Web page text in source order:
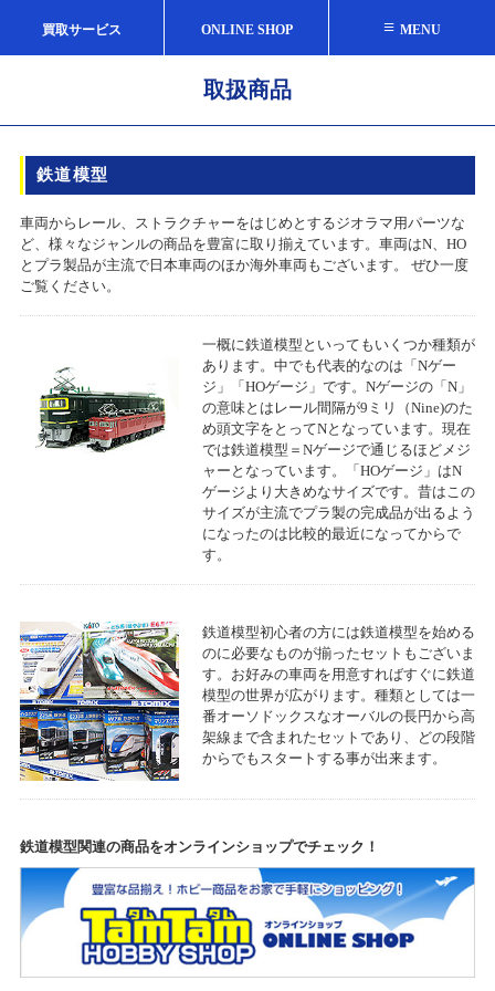
買取サービス ONLINE SHOP ≡ MENU
取扱商品
鉄道模型
車両からレール、ストラクチャーをはじめとするジオラマ用パーツな
ど、様々なジャンルの商品を豊富に取り揃えています。車両はN、HO
とプラ製品が主流で日本車両のほか海外車両もございます。 ぜひ一度
ご覧ください。
一概に鉄道模型といってもいくつか種類が
あります。中でも代表的なのは「Nゲー
ジ」「HOゲージ」です。Nゲージの「N」
の意味とはレール間隔が9ミリ（Nine)のた
め頭文字をとってNとなっています。現在
では鉄道模型＝Nゲージで通じるほどメジ
ャーとなっています。「HOゲージ」はN
ゲージより大きめなサイズです。昔はこの
サイズが主流でプラ製の完成品が出るよう
になったのは比較的最近になってからで
す。
鉄道模型初心者の方には鉄道模型を始める
のに必要なものが揃ったセットもございま
す。お好みの車両を用意すればすぐに鉄道
模型の世界が広がります。種類としては一
番オーソドックスなオーバルの長円から高
架線まで含まれたセットであり、どの段階
からでもスタートする事が出来ます。
鉄道模型関連の商品をオンラインショップでチェック！